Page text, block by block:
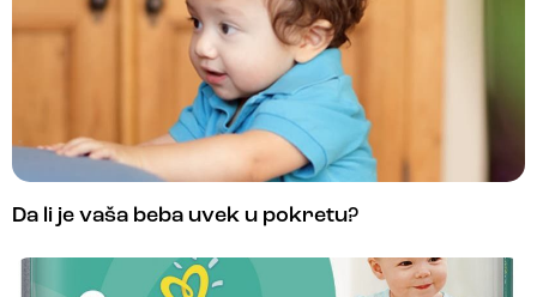
Da li je vaša beba uvek u pokretu?